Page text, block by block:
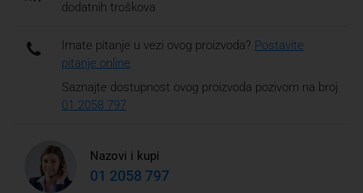
dodatnih troškova
Imate pitanje u vezi ovog proizvoda? Postavite
pitanje online
Saznajte dostupnost ovog proizvoda pozivom na broj
01 2058 797
Nazovi i kupi
01 2058 797